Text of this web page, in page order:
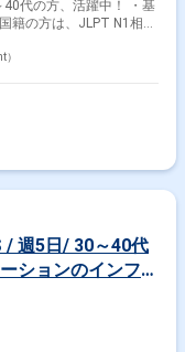
籍の方は、JLPT N1相当
および知識を有するITプ
インフラ・ミドルウェア
で機能追加やセキュリ
加といったデータエンジ
更に3名程度のチームに
/ 週5日/ 30～40代
ションのインフラ